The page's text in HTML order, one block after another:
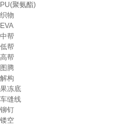
PU(聚氨酯)
织物
EVA
中帮
低帮
高帮
图腾
解构
果冻底
车缝线
铆钉
镂空